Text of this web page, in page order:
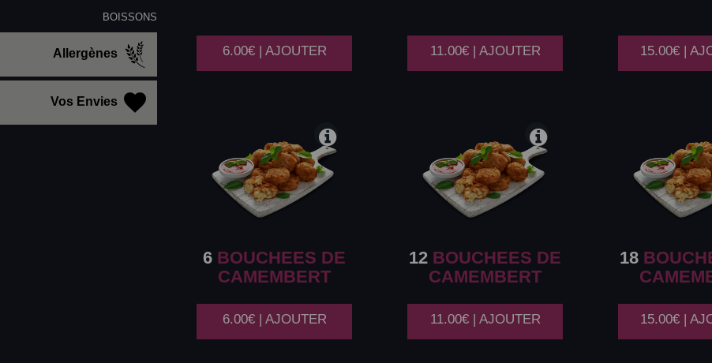
BOISSONS
Allergènes
Vos Envies
6.00€ | AJOUTER 11.00€ | AJOUTER 15.00€ |
6 BOUCHEES DE
CAMEMBERT
6.00€ | AJOUTER
12 BOUCHEES DE
CAMEMBERT
11.00€ | AJOUTER
18
15.00€ |